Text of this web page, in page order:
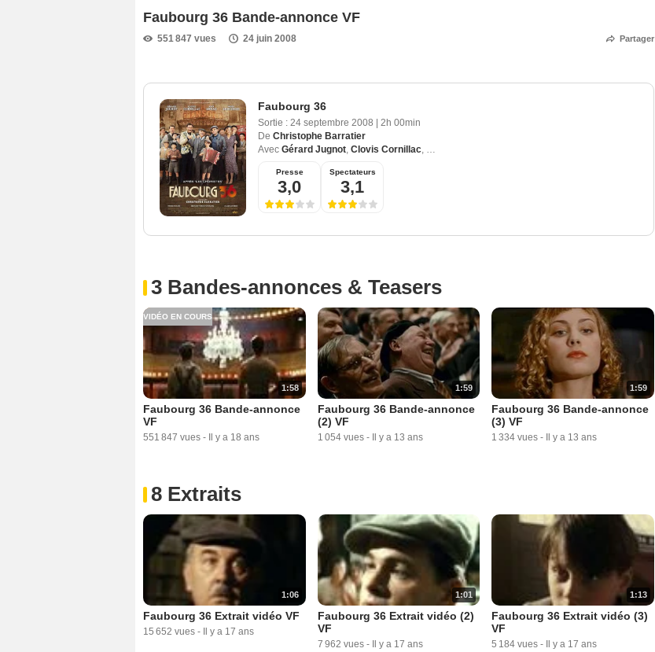
Faubourg 36 Bande-annonce VF
551 847 vues 24 juin 2008 Partager
Faubourg 36
Sortie : 24 septembre 2008
2h 00min
De Christophe Barratier
Avec Gérard Jugnot, Clovis Cornillac, Kad Merad
Presse
3,0
Spectateurs
3,1
3 Bandes-annonces & Teasers
1:58
VIDÉO EN COURS
Faubourg 36 Bande-annonce
VF
551 847 vues - Il y a 18 ans
1:59
Faubourg 36 Bande-annonce
(2) VF
1 054 vues - Il y a 13 ans
1:59
Faubourg 36 Bande-annonce
(3) VF
1 334 vues - Il y a 13 ans
8 Extraits
1:06
Faubourg 36 Extrait vidéo VF
15 652 vues - Il y a 17 ans
1:01
Faubourg 36 Extrait vidéo (2)
VF
7 962 vues - Il y a 17 ans
1:13
Faubourg 36 Extrait vidéo (3)
VF
5 184 vues - Il y a 17 ans